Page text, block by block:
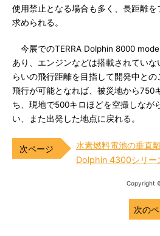
使用禁止となる場合も多く、長距離
求められる。
今展でのTERRA Dolphin 8000
あり、エンジンなどは搭載されていな
らいの飛行距離を目指して開発中と
飛行が可能となれば、被災地から750
ち、現地で500キロほどを空撮しなが
い、また出発した地点に戻れる。
水素燃料電池の垂直
Dolphin 4300シリー
Copyright
次の